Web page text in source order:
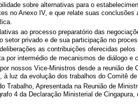
sobre alternativas para o
no Anexo IV, e que relate suas
ao processo preparatório das
privado e de sua participação no
as contribuições oferecidas
intermédio de mecanismos de diálogo e
nossos Vice-Ministros desde a reunião
luz da evolução dos trabalhos do Comitê
Apresentada na Reunião de
4 da Declaração Ministerial de Cingapura,